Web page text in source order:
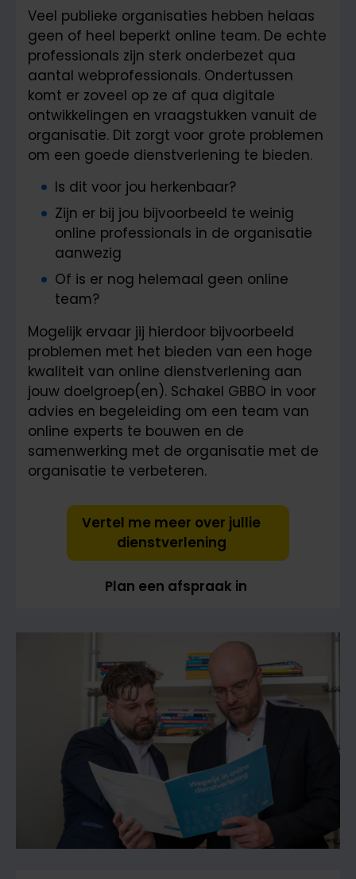
Veel publieke organisaties hebben helaas
geen of heel beperkt online team. De echte
professionals zijn sterk onderbezet qua
aantal webprofessionals. Ondertussen
komt er zoveel op ze af qua digitale
ontwikkelingen en vraagstukken vanuit de
organisatie. Dit zorgt voor grote problemen
om een goede dienstverlening te bieden.
Is dit voor jou herkenbaar?
Zijn er bij jou bijvoorbeeld te weinig
online professionals in de organisatie
aanwezig
Of is er nog helemaal geen online
team?
Mogelijk ervaar jij hierdoor bijvoorbeeld
problemen met het bieden van een hoge
kwaliteit van online dienstverlening aan
jouw doelgroep(en). Schakel GBBO in voor
advies en begeleiding om een team van
online experts te bouwen en de
samenwerking met de organisatie met de
organisatie te verbeteren.
Vertel me meer over jullie
dienstverlening
Plan een afspraak in